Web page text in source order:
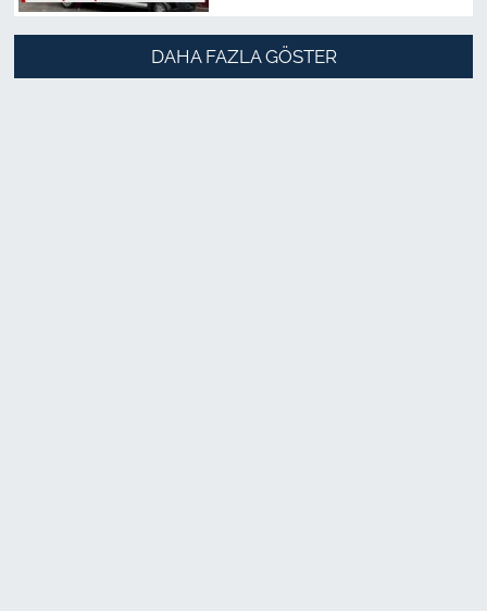
sınıfında görev yapanlar için
yemek ücreti 3.752,53 TL olmuştur.
DAHA FAZLA GÖSTER